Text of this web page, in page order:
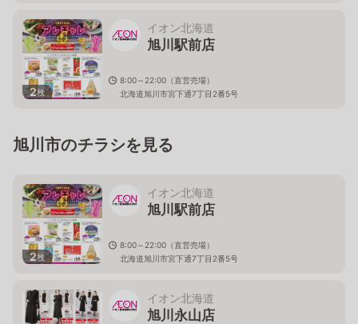
2枚
イオン北海道
旭川駅前店
8:00～22:00（直営売場）
北海道旭川市宮下通7丁目2番5号
旭川市のチラシを見る
2枚
イオン北海道
旭川駅前店
8:00～22:00（直営売場）
北海道旭川市宮下通7丁目2番5号
イオン北海道
旭川永山店